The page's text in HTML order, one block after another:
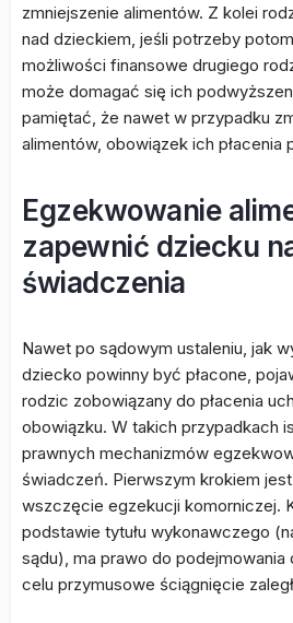
zmniejszenie alimentów. Z kolei
nad dzieckiem, jeśli potrzeby
możliwości finansowe drugiego
może domagać się ich
pamiętać, że nawet w przypadku
alimentów, obowiązek ich płacenia
Egzekwowanie
zapewnić dziecku
świadczenia
Nawet po sądowym ustaleniu, jak
dziecko powinny być płacone,
rodzic zobowiązany do płacenia
obowiązku. W takich przypadkach
prawnych mechanizmów
świadczeń. Pierwszym krokiem
wszczęcie egzekucji komorniczej.
podstawie tytułu wykonawczego
sądu), ma prawo do podejmowania
celu przymusowe ściągnięcie